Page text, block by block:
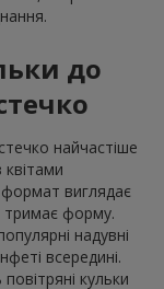
до
найчастіше
виглядає
тримає форму.
надувні
всередині.
кульки